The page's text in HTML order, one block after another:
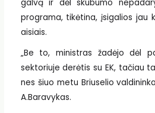
galvą ir dėl skubumo
programa, tikėtina, įsigalios jau
aisiais.
„Be to, ministras žadėjo dėl
sektoriuje derėtis su EK, tačiau
nes šiuo metu Briuselio
A.Baravykas.